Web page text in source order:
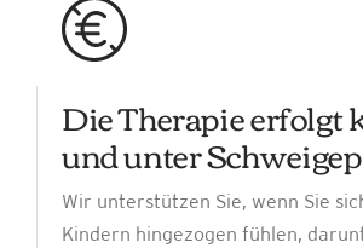
Die Therapie erfolgt
und unter
Wir unterstützen Sie, wenn Sie
Kindern hingezogen fühlen,